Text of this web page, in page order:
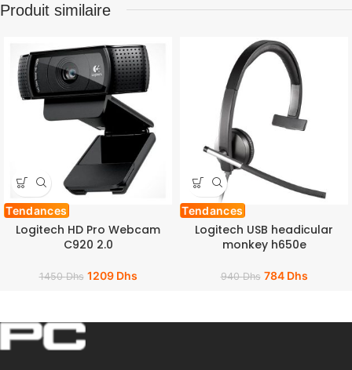
Produit similaire
Tendances
Logitech HD Pro Webcam
C920 2.0
1450Dhs 1209 Dhs
Tendances
Logitech USB headicular
monkey h650e
940Dhs 784 Dhs